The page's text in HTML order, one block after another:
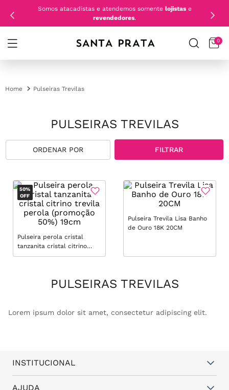
Somos atacadistas e atendemos somente lojistase
revendedores.
0
Pulseiras Trevilas
PULSEIRAS TREVILAS
FILTRAR
50%
OFF
Pulseira perola cristal
tanzanita cristal citrino
trevila perola (promoção
Pulseira Trevila Lisa Banho
de Ouro 18K 20CM
PULSEIRAS TREVILAS
Lorem ipsum dolor sit amet, consectetur adipiscing elit.
INSTITUCIONAL
Quem somos
AJUDA